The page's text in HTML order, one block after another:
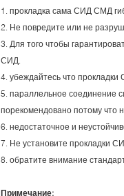
1. прокладка сама СИД СМД
2. Не повредите или не
3. Для того чтобы
СИД.
4. убеждайтесь что прокладки
5. параллельное соединение
порекомендовано потому что
6. недостаточное и
7. Не установите прокладки
8. обратите внимание
Примечание: